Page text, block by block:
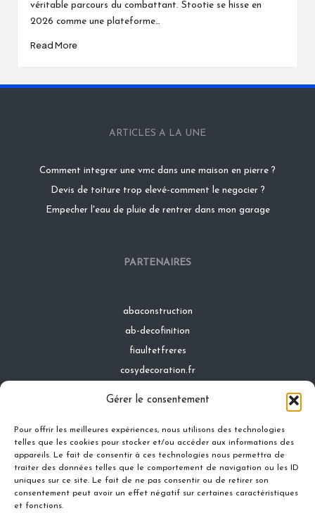
Gérer le consentement
Pour offrir les meilleures expériences, nous utilisons des technologies
telles que les cookies pour stocker et/ou accéder aux informations des
appareils. Le fait de consentir à ces technologies nous permettra de
traiter des données telles que le comportement de navigation ou les ID
uniques sur ce site. Le fait de ne pas consentir ou de retirer son
consentement peut avoir un effet négatif sur certaines caractéristiques
et fonctions.
véritable parcours du combattant. Stootie se hisse en
2026 comme une plateforme…
Read More
ARTICLES A LA UNE
Comment integrer une vmc dans une maison en pierre ?
Devis de toiture trop elevé-comment le negocier ?
Empecher l'eau de pluie de rentrer dans mon garage
PARTENAIRES
abaconstruction
ab-decofinition
fiaultetfreres
cosydecoration.fr
Contact
Mentions légales